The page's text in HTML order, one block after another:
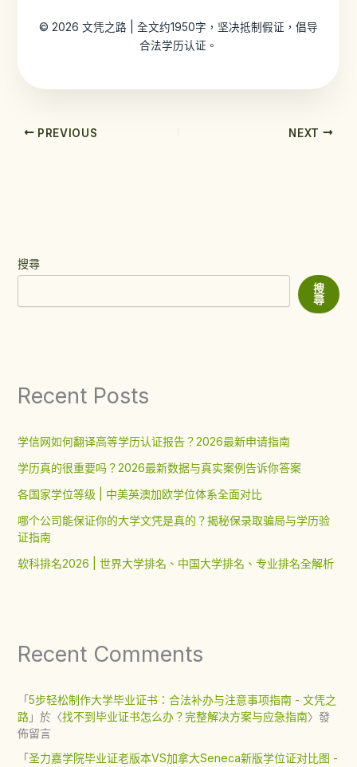
© 2026 文凭之路 | 全文约1950字，坚决抵制假证，倡导
合法学历认证。
PREVIOUS NEXT
搜尋
搜
尋
Recent Posts
学信网如何翻译高等学历认证报告？2026最新申请指南
学历真的很重要吗？2026最新数据与真实案例告诉你答案
各国家学位等级 | 中美英澳加欧学位体系全面对比
哪个公司能保证你的大学文凭是真的？揭秘保录取骗局与学历验
证指南
软科排名2026 | 世界大学排名、中国大学排名、专业排名全解析
Recent Comments
「5步轻松制作大学毕业证书：合法补办与注意事项指南 - 文凭之
路」於〈找不到毕业证书怎么办？完整解决方案与应急指南〉發
佈留言
「圣力嘉学院毕业证老版本VS加拿大Seneca新版学位证对比图 -